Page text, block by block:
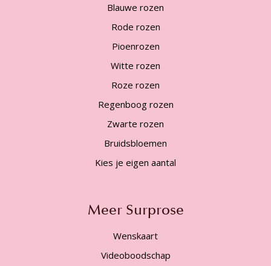
Blauwe rozen
Rode rozen
Pioenrozen
Witte rozen
Roze rozen
Regenboog rozen
Zwarte rozen
Bruidsbloemen
Kies je eigen aantal
Meer Surprose
Wenskaart
Videoboodschap